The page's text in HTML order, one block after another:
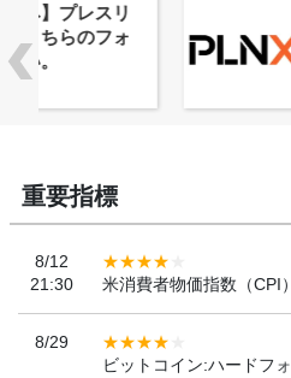
株式会社
ーバル
「
重要指標
8/12
21:30
米消費者物価指数（CPI
8/29
ビットコイン:ハードフ